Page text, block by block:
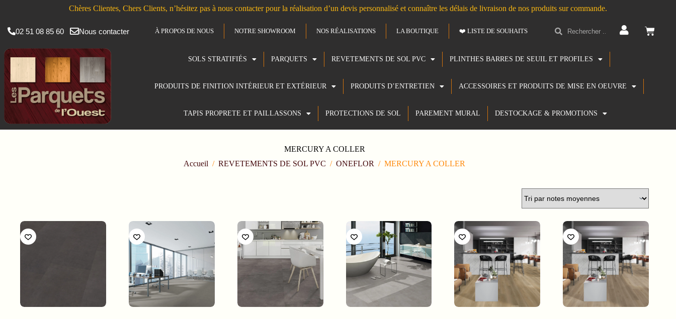
Chères Clientes, Chers Clients, n’hésitez pas à nous contacter pour la réalisation d’un devis personnalisé et connaître les délais de livraison de nos produits sur commande.
02 51 08 85 60 Nous contacter À PROPOS DE NOUS NOTRE SHOWROOM NOS RÉALISATIONS LA BOUTIQUE ❤️ LISTE DE SOUHAITS
SOLS STRATIFIÉS PARQUETS REVETEMENTS DE SOL PVC PLINTHES BARRES DE SEUIL ET PROFILES
PRODUITS DE FINITION INTÉRIEUR ET EXTÉRIEUR PRODUITS D’ENTRETIEN ACCESSOIRES ET PRODUITS DE MISE EN OEUVRE
TAPIS PROPRETE ET PAILLASSONS PROTECTIONS DE SOL PAREMENT MURAL DESTOCKAGE & PROMOTIONS
MERCURY A COLLER
Accueil / REVETEMENTS DE SOL PVC / ONEFLOR / MERCURY A COLLER